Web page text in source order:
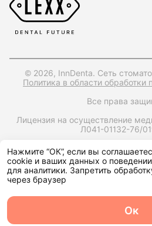
© 2026, InnDenta. Сеть
Политика в области
Все права
Лицензия на осуществление
Л041-01132-76/
ИНН: 7604397560, ОРГН:
150049, Ярославская обл., г.
д15, корп. 1,
Запрос справки на
Нажмите “ОК”, если вы
cookie и ваших данных о
для аналитики. Запретить
через браузер
Ок